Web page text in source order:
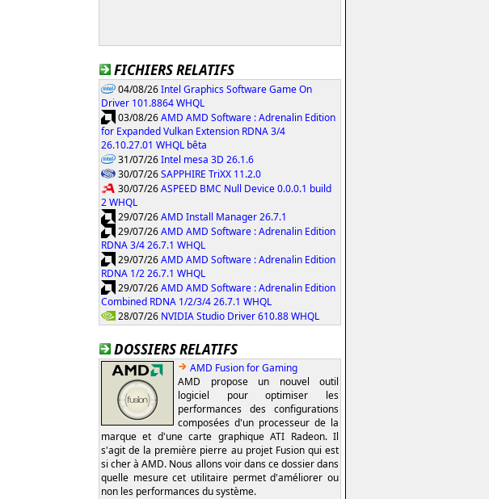
FICHIERS RELATIFS
04/08/26Intel Graphics Software Game On
Driver 101.8864 WHQL
03/08/26AMD AMD Software : Adrenalin Edition
for Expanded Vulkan Extension RDNA 3/4
26.10.27.01 WHQL bêta
31/07/26Intel mesa 3D 26.1.6
30/07/26SAPPHIRE TriXX 11.2.0
30/07/26ASPEED BMC Null Device 0.0.0.1 build
2 WHQL
29/07/26AMD Install Manager 26.7.1
29/07/26AMD AMD Software : Adrenalin Edition
RDNA 3/4 26.7.1 WHQL
29/07/26AMD AMD Software : Adrenalin Edition
RDNA 1/2 26.7.1 WHQL
29/07/26AMD AMD Software : Adrenalin Edition
Combined RDNA 1/2/3/4 26.7.1 WHQL
28/07/26 NVIDIA Studio Driver 610.88 WHQL
DOSSIERS RELATIFS
AMD Fusion for Gaming
AMD propose un nouvel outil
logiciel pour optimiser les
performances des configurations
composées d'un processeur de la
marque et d'une carte graphique ATI Radeon. Il
s'agit de la première pierre au projet Fusion qui est
si cher à AMD. Nous allons voir dans ce dossier dans
quelle mesure cet utilitaire permet d'améliorer ou
non les performances du système.